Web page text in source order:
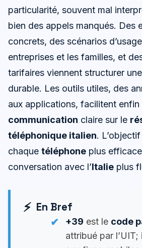
particularité, souvent mal
bien des appels manqués. Des
concrets, des scénarios
entreprises et les familles, et
tarifaires viennent structurer
durable. Les outils utiles, des
aux applications, facilitent enfin
communication claire sur le
téléphonique italien.
chaque téléphone plus
conversation avec l’Italie plus
En Bref
+39 est le code
attribué par l’UIT;